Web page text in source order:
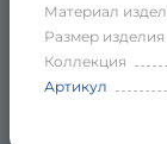
Материал
Размер изделия
Коллекция
Артикул